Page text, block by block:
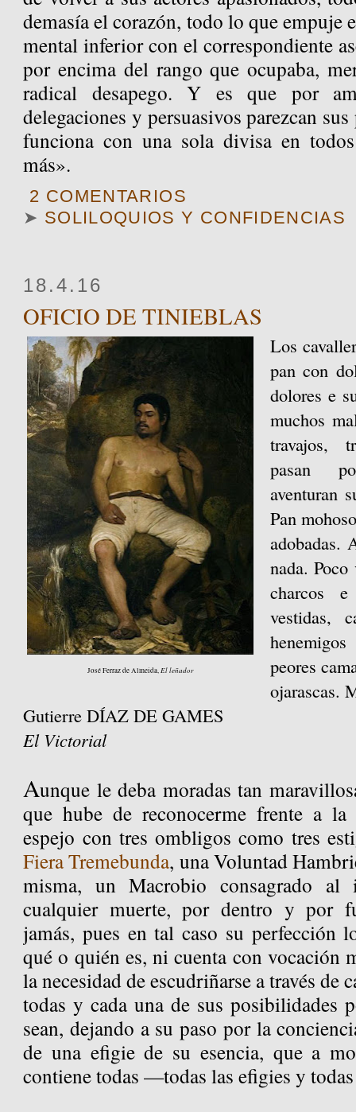
demasía el corazón, todo lo que empuje
mental inferior con el correspondiente
por encima del rango que ocupaba,
radical desapego. Y es que por
delegaciones y persuasivos parezcan
funciona con una sola divisa en
más».
2 COMENTARIOS
➤ SOLILOQUIOS Y CONFIDENCIAS
18.4.16
OFICIO DE TINIEBLAS
José Ferraz de Almeida, El leñador
Los
pan con
dolores e
muchos
travajos,
pasan
aventuran
Pan
adobadas.
nada.
charcos
vestidas,
peores
ojarascas.
Gutierre DÍAZ DE GAMES
El Victorial
Aunque le deba moradas tan
que hube de reconocerme frente a
espejo con tres ombligos como tres
Fiera Tremebunda, una Voluntad
misma, un Macrobio consagrado
cualquier muerte, por dentro y por
jamás, pues en tal caso su perfección
qué o quién es, ni cuenta con vocación
la necesidad de escudriñarse a través de
todas y cada una de sus posibilidades
sean, dejando a su paso por la
de una efigie de su esencia, que a
contiene todas —todas las efigies y